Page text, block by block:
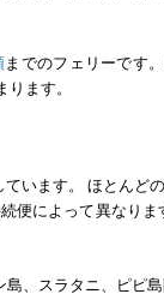
までのフェリーです
ます。
います。 ほとん
便によって異なり
、スラタニ、ピ